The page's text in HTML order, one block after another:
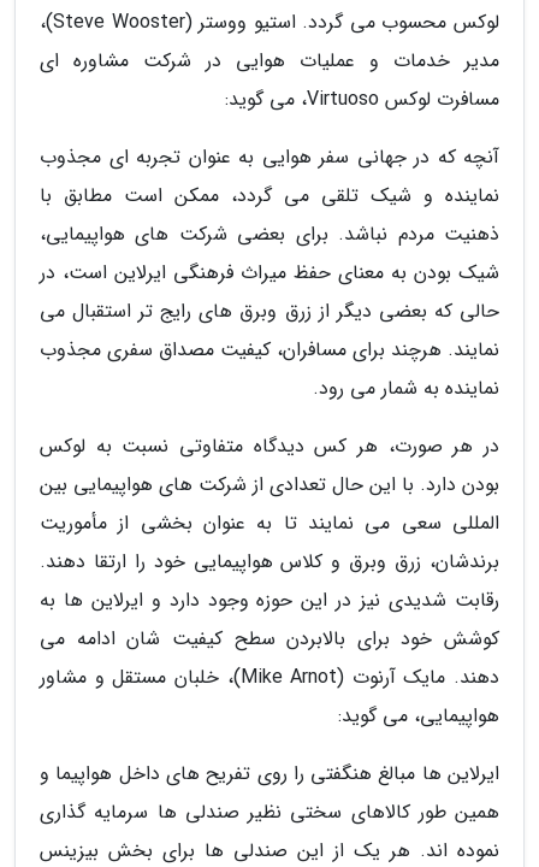
لوکس محسوب می گردد. استیو ووستر (Steve Wooster)،
مدیر خدمات و عملیات هوایی در شرکت مشاوره ای
مسافرت لوکس Virtuoso، می گوید:
آنچه که در جهانی سفر هوایی به عنوان تجربه ای مجذوب
نماینده و شیک تلقی می گردد، ممکن است مطابق با
ذهنیت مردم نباشد. برای بعضی شرکت های هواپیمایی،
شیک بودن به معنای حفظ میراث فرهنگی ایرلاین است، در
حالی که بعضی دیگر از زرق وبرق های رایج تر استقبال می
نمایند. هرچند برای مسافران، کیفیت مصداق سفری مجذوب
نماینده به شمار می رود.
در هر صورت، هر کس دیدگاه متفاوتی نسبت به لوکس
بودن دارد. با این حال تعدادی از شرکت های هواپیمایی بین
المللی سعی می نمایند تا به عنوان بخشی از مأموریت
برندشان، زرق وبرق و کلاس هواپیمایی خود را ارتقا دهند.
رقابت شدیدی نیز در این حوزه وجود دارد و ایرلاین ها به
کوشش خود برای بالابردن سطح کیفیت شان ادامه می
دهند. مایک آرنوت (Mike Arnot)، خلبان مستقل و مشاور
هواپیمایی، می گوید:
ایرلاین ها مبالغ هنگفتی را روی تفریح های داخل هواپیما و
همین طور کالاهای سختی نظیر صندلی ها سرمایه گذاری
نموده اند. هر یک از این صندلی ها برای بخش بیزینس